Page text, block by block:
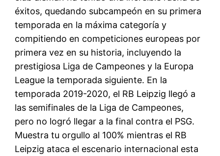
éxitos, quedando subcampeón en su primera
temporada en la máxima categoría y
compitiendo en competiciones europeas por
primera vez en su historia, incluyendo la
prestigiosa Liga de Campeones y la Europa
League la temporada siguiente. En la
temporada 2019-2020, el RB Leipzig llegó a
las semifinales de la Liga de Campeones,
pero no logró llegar a la final contra el PSG.
Muestra tu orgullo al 100% mientras el RB
Leipzig ataca el escenario internacional esta